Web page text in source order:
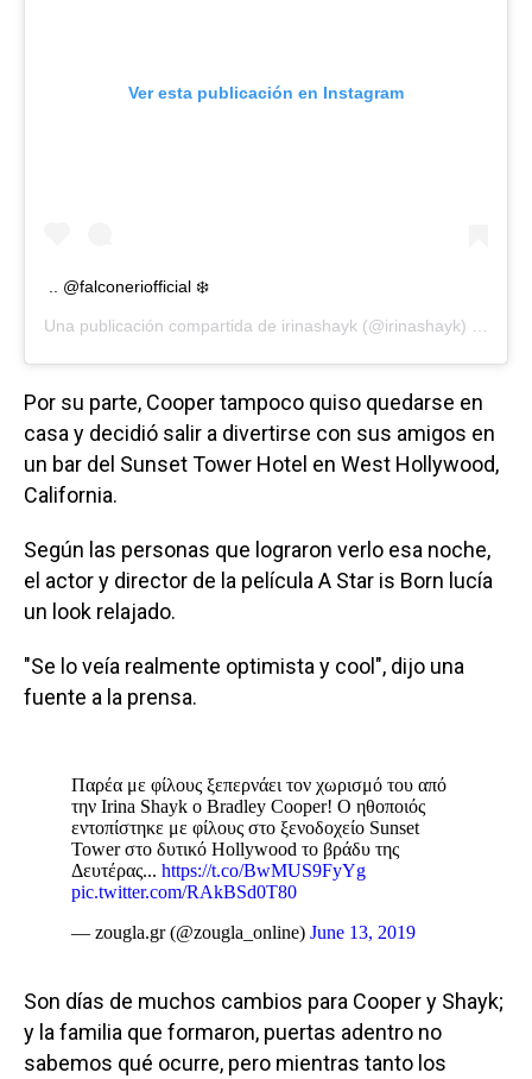
Ver esta publicación en Instagram
.. @falconeriofficial ❄️
Una publicación compartida de irinashayk (@irinashayk) el
Por su parte, Cooper tampoco quiso quedarse en
casa y decidió salir a divertirse con sus amigos en
un bar del Sunset Tower Hotel en West Hollywood,
California.
Según las personas que lograron verlo esa noche,
el actor y director de la película A Star is Born lucía
un look relajado.
"Se lo veía realmente optimista y cool", dijo una
fuente a la prensa.
Παρέα με φίλους ξεπερνάει τον χωρισμό του από
την Irina Shayk ο Bradley Cooper! Ο ηθοποιός
εντοπίστηκε με φίλους στο ξενοδοχείο Sunset
Tower στο δυτικό Hollywood το βράδυ της
Δευτέρας... https://t.co/BwMUS9FyYg
pic.twitter.com/RAkBSd0T80
— zougla.gr (@zougla_online) June 13, 2019
Son días de muchos cambios para Cooper y Shayk;
y la familia que formaron, puertas adentro no
sabemos qué ocurre, pero mientras tanto los